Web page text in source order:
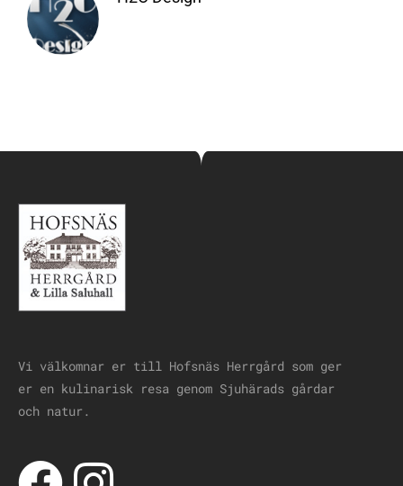
Vi välkomnar er till Hofsnäs Herrgård som ger
er en kulinarisk resa genom Sjuhärads gårdar
och natur.